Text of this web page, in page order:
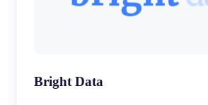
Bright Data